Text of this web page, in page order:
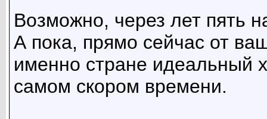
Возможно, через лет пять
А пока, прямо сейчас от
именно стране идеальный
самом скором времени.